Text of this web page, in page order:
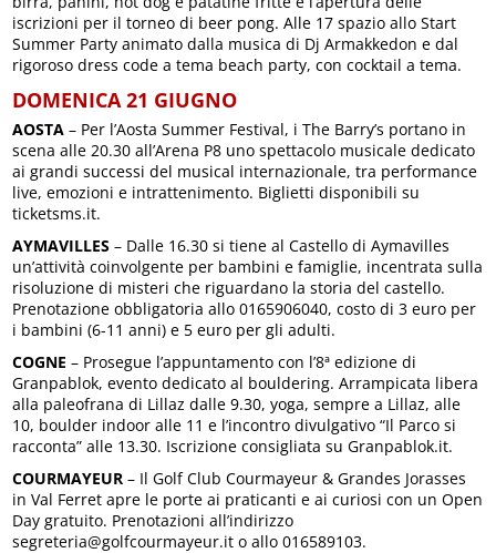
iscrizioni per il torneo di beer pong. Alle 17 spazio allo Start
Summer Party animato dalla musica di Dj Armakkedon e dal
rigoroso dress code a tema beach party, con cocktail a tema.
DOMENICA 21 GIUGNO
AOSTA – Per l’Aosta Summer Festival, i The Barry’s portano in
scena alle 20.30 all’Arena P8 uno spettacolo musicale dedicato
ai grandi successi del musical internazionale, tra performance
live, emozioni e intrattenimento. Biglietti disponibili su
ticketsms.it.
AYMAVILLES – Dalle 16.30 si tiene al Castello di Aymavilles
un’attività coinvolgente per bambini e famiglie, incentrata sulla
risoluzione di misteri che riguardano la storia del castello.
Prenotazione obbligatoria allo 0165906040, costo di 3 euro per
i bambini (6-11 anni) e 5 euro per gli adulti.
COGNE – Prosegue l’appuntamento con l’8ª edizione di
Granpablok, evento dedicato al bouldering. Arrampicata libera
alla paleofrana di Lillaz dalle 9.30, yoga, sempre a Lillaz, alle
10, boulder indoor alle 11 e l’incontro divulgativo “Il Parco si
racconta” alle 13.30. Iscrizione consigliata su Granpablok.it.
COURMAYEUR – Il Golf Club Courmayeur & Grandes Jorasses
in Val Ferret apre le porte ai praticanti e ai curiosi con un Open
Day gratuito. Prenotazioni all’indirizzo
segreteria@golfcourmayeur.it o allo 016589103.